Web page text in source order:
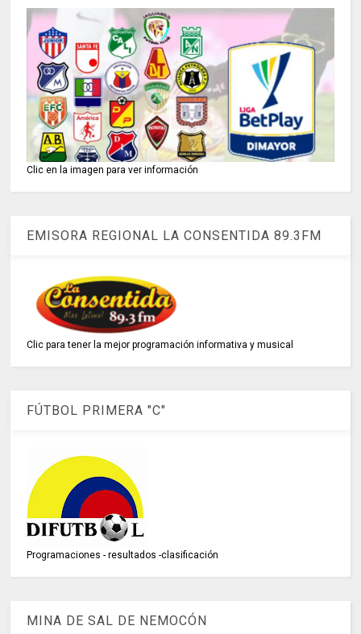
Clic en la imagen para ver información
EMISORA REGIONAL LA CONSENTIDA 89.3FM
Clic para tener la mejor programación informativa y musical
FÚTBOL PRIMERA "C"
Programaciones - resultados -clasificación
MINA DE SAL DE NEMOCÓN